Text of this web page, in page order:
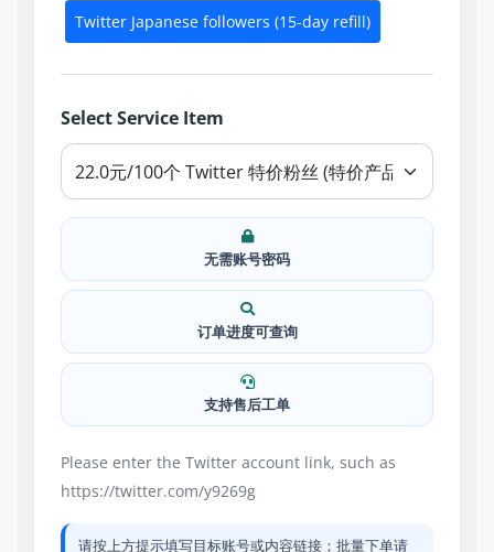
Twitter Japanese followers (15-day refill)
Select Service Item
无需账号密码
订单进度可查询
支持售后工单
Please enter the Twitter account link, such as
https://twitter.com/y9269g
请按上方提示填写目标账号或内容链接；批量下单请